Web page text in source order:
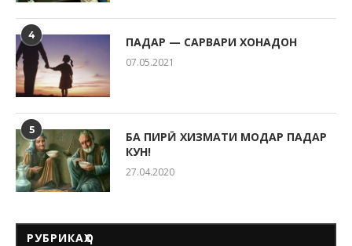
4 ПАДАР — САРВАРИ ХОНАДОН
07.05.2021
5
БА ПИРӢ ХИЗМАТИ МОДАР ПАДАР
КУН!
27.04.2020
РУБРИКАҲО